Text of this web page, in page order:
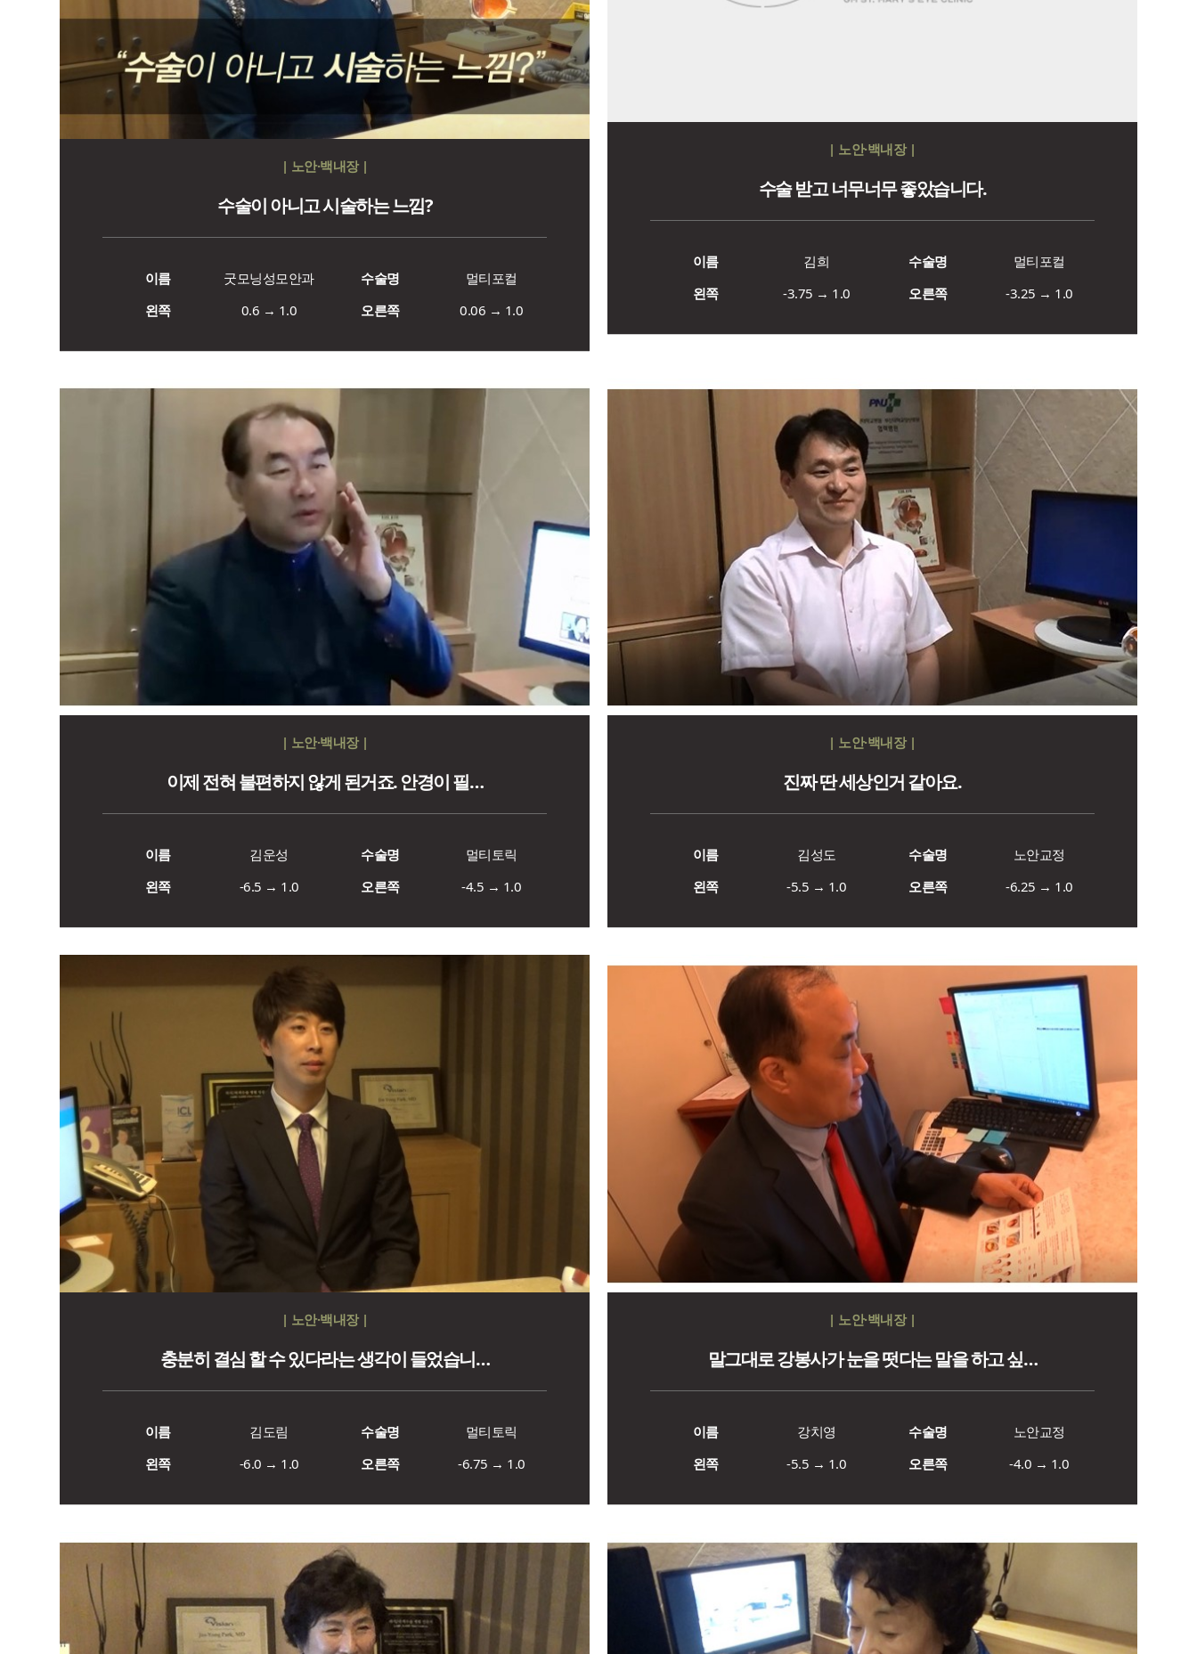
| 노안·백내장 |
수술이 아니고 시술하는 느낌?
이름 굿모닝성모안과 수술명
멀티포컬
왼쪽
0.6 → 1.0 오른쪽 0.06 → 1.0
| 노안·백내장 |
수술 받고 너무너무 좋았습니다.
이름 김희 수술명
멀티포컬
왼쪽
-3.75 → 1.0 오른쪽 -3.25 → 1.0
| 노안·백내장 |
이제 전혀 불편하지 않게 된거죠. 안경이 필…
이름 김운성 수술명
멀티토릭
왼쪽
-6.5 → 1.0 오른쪽 -4.5 → 1.0
| 노안·백내장 |
진짜 딴 세상인거 같아요.
이름 김성도 수술명
노안교정
왼쪽
-5.5 → 1.0 오른쪽 -6.25 → 1.0
| 노안·백내장 |
충분히 결심 할 수 있다라는 생각이 들었습니…
이름 김도림 수술명
멀티토릭
왼쪽
-6.0 → 1.0 오른쪽 -6.75 → 1.0
| 노안·백내장 |
말그대로 강봉사가 눈을 떳다는 말을 하고 싶…
이름 강치영 수술명
노안교정
왼쪽
-5.5 → 1.0 오른쪽 -4.0 → 1.0